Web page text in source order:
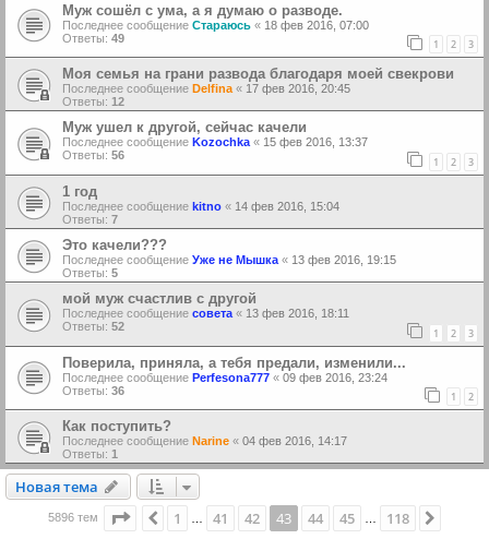
Муж сошёл с ума, а я думаю о разводе.
Последнее сообщение Стараюсь « 18 фев 2016, 07:00
Ответы: 49 1 2 3
Моя семья на грани развода благодаря моей свекрови
Последнее сообщение Delfina« 17 фев 2016, 20:45
Ответы: 12
Муж ушел к другой, сейчас качели
Последнее сообщение Kozochka« 15 фев 2016, 13:37
Ответы: 56 1 2 3
1 год
Последнее сообщение kitno « 14 фев 2016, 15:04
Ответы: 7
Это качели???
Последнее сообщение Уже не Мышка « 13 фев 2016, 19:15
Ответы: 5
мой муж счастлив с другой
Последнее сообщение совета « 13 фев 2016, 18:11
Ответы: 52 1 2 3
Поверила, приняла, а тебя предали, изменили...
Последнее сообщение Perfesona777 « 09 фев 2016, 23:24
Ответы: 36 1 2
Как поступить?
Последнее сообщение Narine « 04 фев 2016, 14:17
Ответы: 1
Новая тема
Новаятема
5896 тем Страница 43из 118
Пред.
1 … 41 42 43 44 45 … 118